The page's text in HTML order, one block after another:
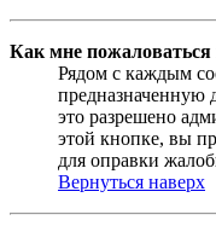
Как мне пожаловаться
Рядом с каждым
предназначенную
это разрешено
этой кнопке, вы
для оправки
Вернуться наверх